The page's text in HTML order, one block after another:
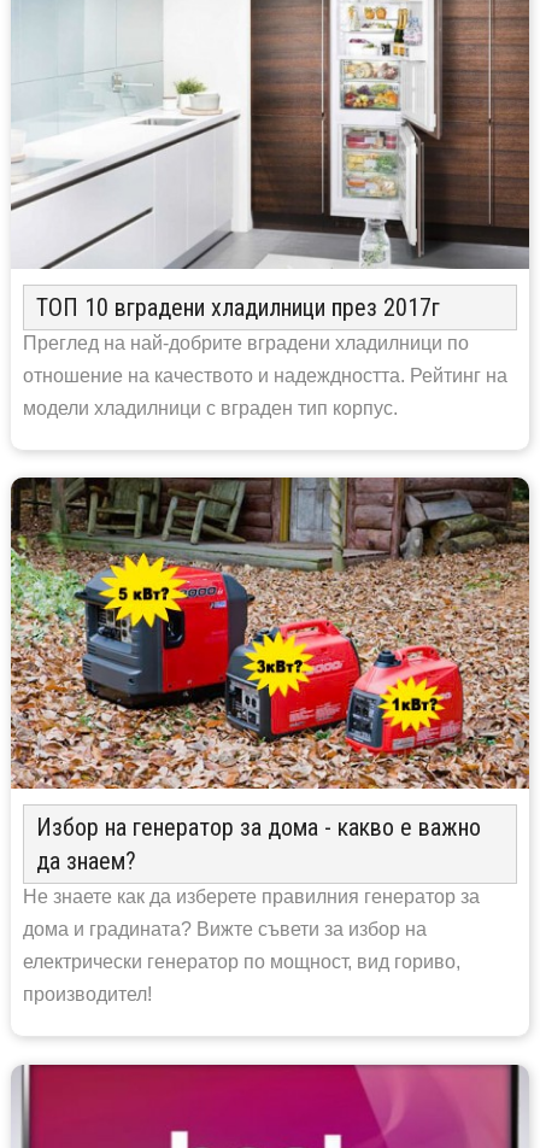
ТОП 10 вградени хладилници през 2017г
Преглед на най-добрите вградени хладилници по
отношение на качеството и надеждността. Рейтинг на
модели хладилници с вграден тип корпус.
Избор на генератор за дома - какво е важно
да знаем?
Не знаете как да изберете правилния генератор за
дома и градината? Вижте съвети за избор на
електрически генератор по мощност, вид гориво,
производител!